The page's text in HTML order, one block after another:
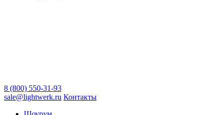
8 (800) 550-31-93
sale@lightwerk.ru Контакты